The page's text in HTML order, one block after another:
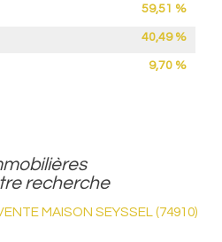
59,51 %
40,49 %
9,70 %
recherche
MAISON SEYSSEL (74910)